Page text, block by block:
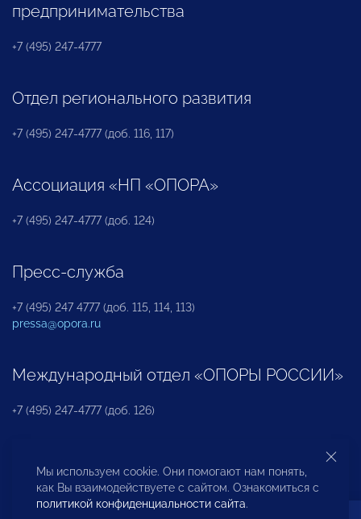
предпринимательства
+7 (495) 247-4777
Отдел регионального развития
+7 (495) 247-4777 (доб. 116, 117)
Ассоциация «НП «ОПОРА»
+7 (495) 247-4777 (доб. 124)
Пресс-служба
+7 (495) 247 4777 (доб. 115, 114, 113)
pressa@opora.ru
Международный отдел «ОПОРЫ РОССИИ»
+7 (495) 247-4777 (доб. 126)
Бюро по защите прав предпринимателей и
инвесторов
Мы используем cookie. Они помогают нам понять,
как Вы взаимодействуете с сайтом. Ознакомиться с
политикой конфиденциальности сайта.